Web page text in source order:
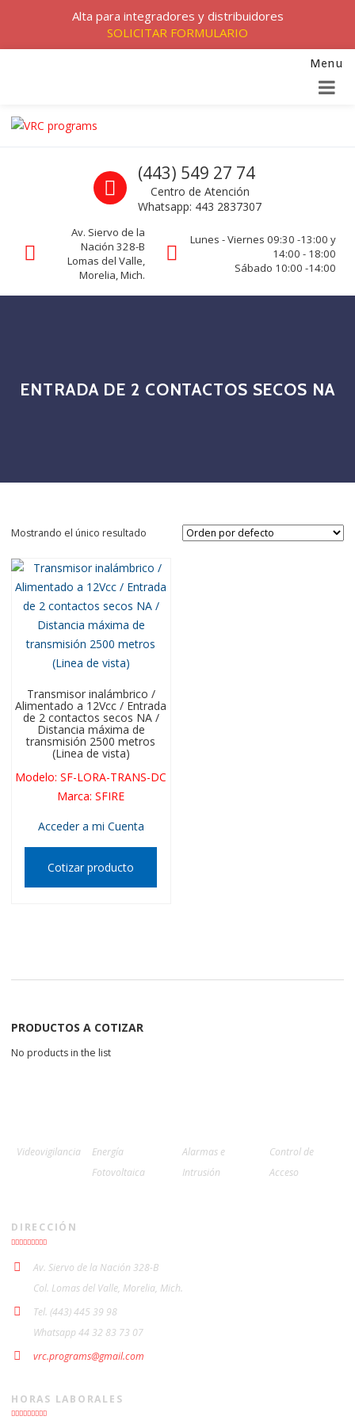
Menu
Skip to navigation
Skip to content
La seguridad de su empresa es nuestro negocio.
Call us
(443) 549 27 74
Centro de Atención
Whatsapp: 443 2837307
Av. Siervo de la
Nación 328-B
Lomas del Valle,
Morelia, Mich.
Lunes - Viernes 09:30 -13:00 y
14:00 - 18:00
Sábado 10:00 -14:00
ENTRADA DE 2 CONTACTOS SECOS NA
Mostrando el único resultado
Transmisor inalámbrico /
Alimentado a 12Vcc / Entrada
de 2 contactos secos NA /
Distancia máxima de
transmisión 2500 metros
(Linea de vista)
Modelo:SF-LORA-TRANS-DC
Marca:SFIRE
Acceder a mi Cuenta
Cotizar producto
PRODUCTOS A COTIZAR
No products in the list
Videovigilancia
Energía
Fotovoltaica
Alarmas e
Intrusión
Control de
Acceso
DIRECCIÓN
Av. Siervo de la Nación 328-B
Col. Lomas del Valle, Morelia, Mich.
Tel. (443) 445 39 98
Whatsapp 44 32 83 73 07
vrc.programs@gmail.com
HORAS LABORALES
Alta para integradores y distribuidores
SOLICITAR FORMULARIO